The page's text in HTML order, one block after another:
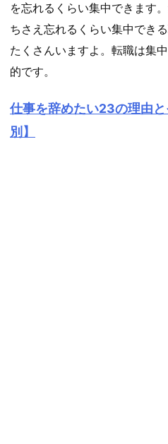
を忘れるくらい集中できます
ちさえ忘れるくらい集中でき
たくさんいますよ。転職は集
的です。
仕事を辞めたい23の理由
別】